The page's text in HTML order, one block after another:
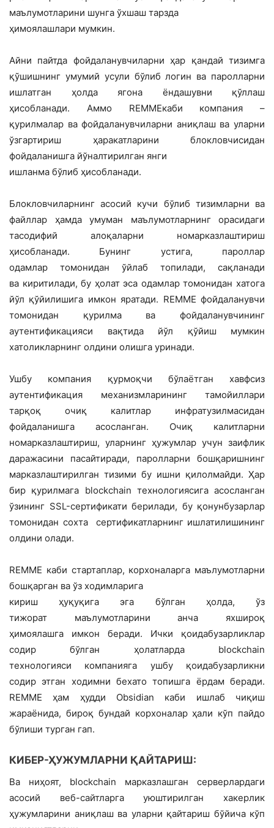
маълумотларини шунга ўхшаш тарзда
ҳимоялашлари мумкин.
Айни пайтда фойдаланувчиларни ҳар қандай тизимга
қўшишнинг умумий усули бўлиб логин ва паролларни
ишлатган ҳолда ягона ёндашувни қўллаш
ҳисобланади. Аммо REMMEкаби компания –
қурилмалар ва фойдаланувчиларни аниқлаш ва уларни
ўзгартириш ҳаракатларини блокловчисидан
фойдаланишга йўналтирилган янги
ишланма бўлиб ҳисобланади.
Блокловчиларнинг асосий кучи бўлиб тизимларни ва
файллар ҳамда умуман маълумотларнинг орасидаги
тасодифий алоқаларни номарказлаштириш
ҳисобланади. Бунинг устига, пароллар
одамлар томонидан ўйлаб топилади, сақланади
ва киритилади, бу ҳолат эса одамлар томонидан хатога
йўл қўйилишига имкон яратади. REMME фойдаланувчи
томонидан қурилма ва фойдаланувчининг
аутентификацияси вақтида йўл қўйиш мумкин
хатоликларнинг олдини олишга уринади.
Ушбу компания қурмоқчи бўлаётган хавфсиз
аутентификация механизмларининг тамойиллари
тарқоқ очиқ калитлар инфратузилмасидан
фойдаланишга асосланган. Очиқ калитларни
номарказлаштириш, уларнинг ҳужумлар учун заифлик
даражасини пасайтиради, паролларни бошқаришнинг
марказлаштирилган тизими бу ишни қилолмайди. Ҳар
бир қурилмага blockchain технологиясига асосланган
ўзининг SSL-сертификати берилади, бу қонунбузарлар
томонидан сохта сертификатларнинг ишлатилишининг
олдини олади.
REMME каби стартаплар, корхоналарга маълумотларни
бошқарган ва ўз ходимларига
кириш ҳуқуқига эга бўлган ҳолда, ўз
тижорат маълумотларини анча яхшироқ
ҳимоялашга имкон беради. Ички қоидабузарликлар
содир бўлган ҳолатларда blockchain
технологияси компанияга ушбу қоидабузарликни
содир этган ходимни бехато топишга ёрдам беради.
REMME ҳам ҳудди Obsidian каби ишлаб чиқиш
жараёнида, бироқ бундай корхоналар ҳали кўп пайдо
бўлиши турган гап.
КИБЕР-ҲУЖУМЛАРНИ ҚАЙТАРИШ:
Ва ниҳоят, blockchain марказлашган серверлардаги
асосий веб-сайтларга уюштирилган хакерлик
ҳужумларини аниқлаш ва уларни қайтариш бўйича кўп